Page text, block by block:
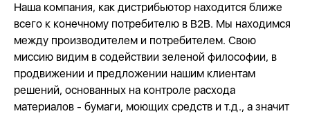
Наша компания, как дистрибьютор находится ближе
всего к конечному потребителю в B2B. Мы находимся
между производителем и потребителем. Свою
миссию видим в содействии зеленой философии, в
продвижении и предложении нашим клиентам
решений, основанных на контроле расхода
материалов - бумаги, моющих средств и т.д., а значит